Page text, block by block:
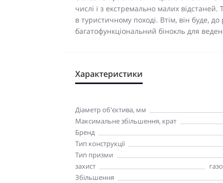
числі і з екстремально малих
в туристичному поході. Втім, він буде,
багатофункціональний бінокль для
Характеристики
Діаметр об'єктива, мм
Максимальне збільшення, крат
Бренд
Тип конструкції
Тип призми
захист
Збільшення